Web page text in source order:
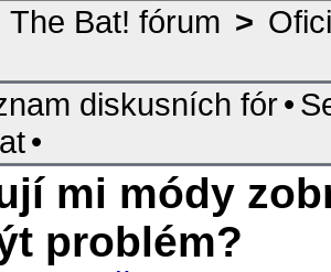
The Bat! fórum >
diskusních fór•
•
mi módy
problém?